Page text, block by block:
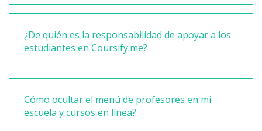
¿De quién es la responsabilidad de apoyar a los
estudiantes en Coursify.me?
Cómo ocultar el menú de profesores en mi
escuela y cursos en línea?